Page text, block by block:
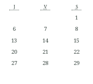
J V S
1
6 7
8
13 14
15
20 21
22
27 28
29